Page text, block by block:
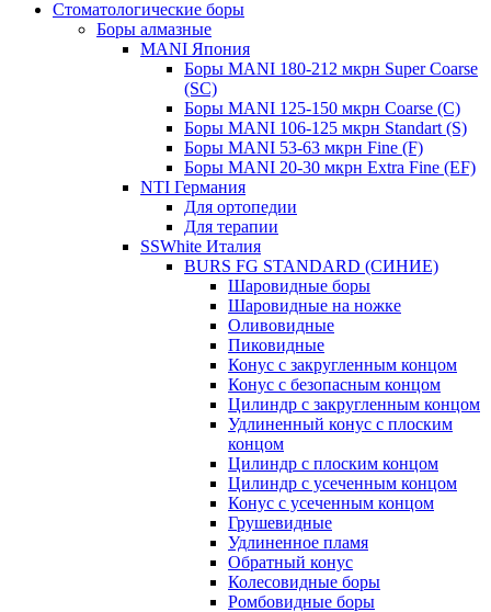
Стоматологические боры
Боры алмазные
MANI Япония
Боры MANI 180-212 мкрн Super Coarse
(SC)
Боры MANI 125-150 мкрн Coarse (C)
Боры MANI 106-125 мкрн Standart (S)
Боры MANI 53-63 мкрн Fine (F)
Боры MANI 20-30 мкрн Extra Fine (EF)
NTI Германия
Для ортопедии
Для терапии
SSWhite Италия
BURS FG STANDARD (СИНИЕ)
Шаровидные боры
Шаровидные на ножке
Оливовидные
Пиковидные
Конус с закругленным концом
Конус с безопасным концом
Цилиндр с закругленным концом
Удлиненный конус с плоским
концом
Цилиндр с плоским концом
Цилиндр с усеченным концом
Конус с усеченным концом
Грушевидные
Удлиненное пламя
Обратный конус
Колесовидные боры
Ромбовидные боры